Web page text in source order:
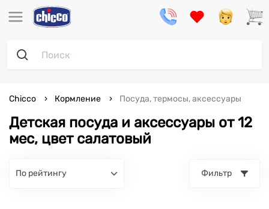
Детская посуда и аксессуары от 12
мес, цвет салатовый
Chicco Кормление Посуда, термосы, аксессуары
по рейтингу Фильтр